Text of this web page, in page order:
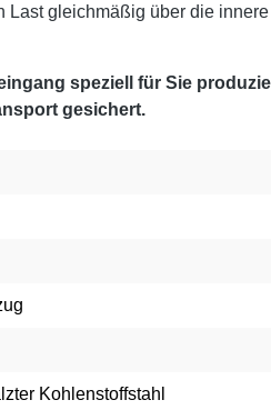
gleichmäßig über die
speziell für Sie
gesichert.
Kohlenstoffstahl